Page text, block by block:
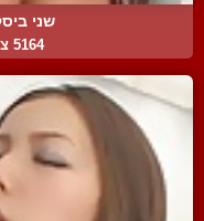
שני
5164 צפיות